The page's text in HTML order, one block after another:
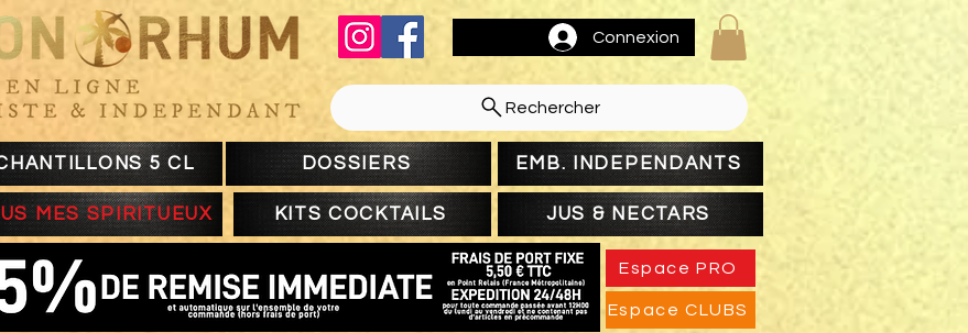
Connexion
Rechercher
5 CL DOSSIERS EMB. INDEPENDANTS
MES SPIRITUEUX KITS COCKTAILS JUS & NECTARS
Espace PRO
Espace CLUBS